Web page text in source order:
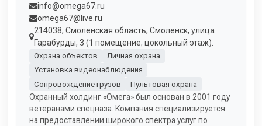
info@omega67.ru
omega67@live.ru
214038, Смоленская область, Смоленск, улица
Гарабурды, 3 (1 помещение; цокольный этаж).
Охрана объектов
Личная охрана
Установка видеонаблюдения
Сопровождение грузов
Пультовая охрана
Охранный холдинг «Омега» был основан в 2001 году
ветеранами спецназа. Компания специализируется
на предоставлении широкого спектра услуг по